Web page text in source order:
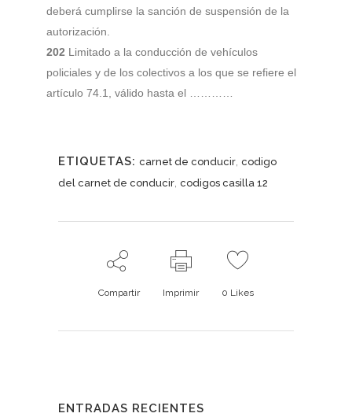
deberá cumplirse la sanción de suspensión de la
autorización.
202 Limitado a la conducción de vehículos
policiales y de los colectivos a los que se refiere el
artículo 74.1, válido hasta el …………
ETIQUETAS: carnet de conducir, codigo
del carnet de conducir, codigos casilla 12
Compartir Imprimir 0 Likes
ENTRADAS RECIENTES